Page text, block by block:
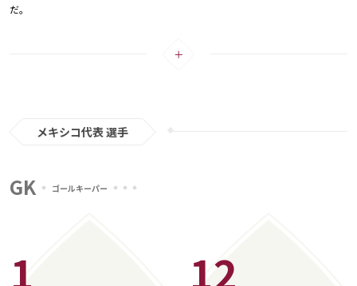
だ。
ア、ウォルヴァーハンプトンのFWラウール・ヒメネス、アヤックス所属のエド
丁寧なビルドアップ、攻守両面で運動量が多く、非常にアグレッシブな戦い方
注目選手：ラウール・ヒメネス（ウルヴァーハンプトン）
メキシコ代表 選手
GK ゴールキーパー
1 12